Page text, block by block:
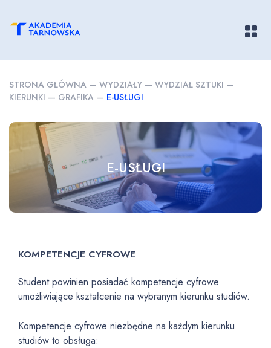
STRONA GŁÓWNA — WYDZIAŁY — WYDZIAŁ SZTUKI —
KIERUNKI — GRAFIKA — E-USŁUGI
E-USŁUGI
KOMPETENCJE CYFROWE
Student powinien posiadać kompetencje cyfrowe
umożliwiające kształcenie na wybranym kierunku studiów.
Kompetencje cyfrowe niezbędne na każdym kierunku
studiów to obsługa: